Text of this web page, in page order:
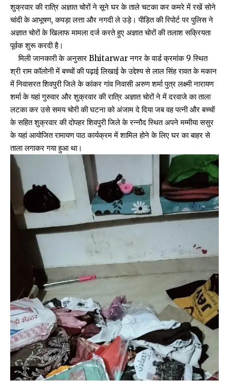
शुक्रवार की रात्रि अज्ञात चोरों ने सूने घर के ताले चटका कर कमरे में रखें सोने
चांदी के आभूषण, कपड़ा लत्ता और नगदी ले उड़े। पीड़ित की रिपोर्ट पर पुलिस ने
अज्ञात चोरों के खिलाफ मामला दर्ज करते हुए अज्ञात चोरों की तलाश सक्रियता
पूर्वक शुरू करदी है।
मिली जानकारी के अनुसार Bhitarwar नगर के वार्ड क्रमांक 9 स्थित
श्री राम कॉलोनी में बच्चों की पढ़ाई लिखाई के उद्देश्य से लाल सिंह रावत के मकान
में निवासरत शिवपुरी जिले के कांकर गांव निवासी अरुण शर्मा पुत्र लक्ष्मी नारायण
शर्मा के यहां गुरुवार और शुक्रवार की रात्रि अज्ञात चोरों ने में दरवाजे का ताला
लटका कर उसे समय चोरी की घटना को अंजाम दे दिया जब वह पत्नी और बच्चों
के सहित शुक्रवार की दोपहर शिवपुरी जिले के रन्नौद स्थित अपने मम्मीया ससुर
के यहां आयोजित रामायण पाठ कार्यक्रम में शामिल होने के लिए घर का बाहर से
ताला लगाकर गया हुआ था।